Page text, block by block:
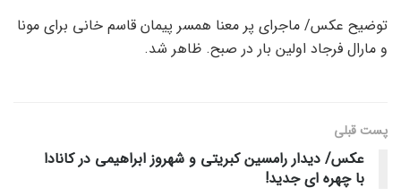
توضیح عکس/ ماجرای پر معنا همسر پیمان قاسم خانی برای مونا
و مارال فرجاد اولین بار در صبح. ظاهر شد.
پست قبلی
عکس/ دیدار رامسین کبریتی و شهروز ابراهیمی در کانادا
با چهره ای جدید!